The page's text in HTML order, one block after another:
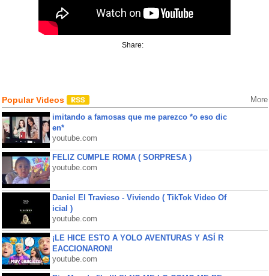
Share:
Popular Videos More
imitando a famosas que me parezco *o eso dic
en*
youtube.com
FELIZ CUMPLE ROMA ( SORPRESA )
youtube.com
Daniel El Travieso - Viviendo ( TikTok Video Of
icial )
youtube.com
¡LE HICE ESTO A YOLO AVENTURAS Y ASÍ R
EACCIONARON!
youtube.com